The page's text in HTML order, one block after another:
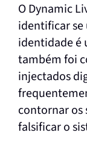
O Dynamic
identificar
identidade é
também foi
injectados
contornar os
falsificar o